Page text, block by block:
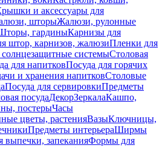
и аксессуары для
шторыЖалюзи, рулонные
гардиныКарнизы для
штор, карнизов, жалюзиПленки для
системыСтоловая
для напитковПосуда для горячих
и хранения напитковСтоловые
Посуда для сервировкиПредметы
посудаДекорЗеркалаКашпо,
постерыЧасы
цветы, растенияВазыКлючницы,
Предметы интерьераШирмы
выпечки, запеканияФормы для